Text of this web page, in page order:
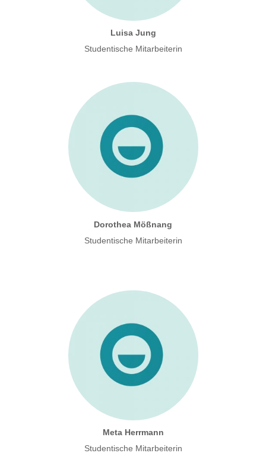
Luisa Jung
Studentische Mitarbeiterin
Dorothea Mößnang
Studentische Mitarbeiterin
Meta Herrmann
Studentische Mitarbeiterin